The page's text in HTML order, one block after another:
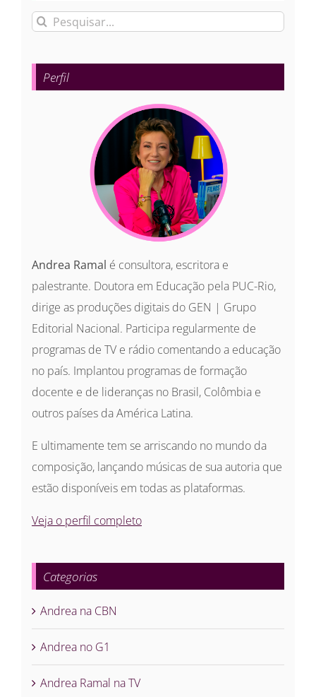
Buscar
para:
Perfil
Andrea Ramal é consultora, escritora e
palestrante. Doutora em Educação pela PUC-Rio,
dirige as produções digitais do GEN | Grupo
Editorial Nacional. Participa regularmente de
programas de TV e rádio comentando a educação
no país. Implantou programas de formação
docente e de lideranças no Brasil, Colômbia e
outros países da América Latina.
E ultimamente tem se arriscando no mundo da
composição, lançando músicas de sua autoria que
estão disponíveis em todas as plataformas.
Veja o perfil completo
Categorias
Andrea na CBN
Andrea no G1
Andrea Ramal na TV